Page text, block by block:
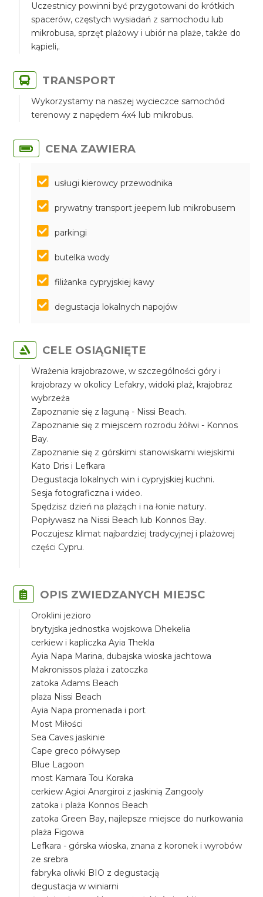
Uczestnicy powinni być przygotowani do krótkich
spacerów, częstych wysiadań z samochodu lub
mikrobusa, sprzęt plażowy i ubiór na plaże, także do
kąpieli,.
TRANSPORT
Wykorzystamy na naszej wycieczce samochód
terenowy z napędem 4x4 lub mikrobus.
CENA ZAWIERA
usługi kierowcy przewodnika
prywatny transport jeepem lub mikrobusem
parkingi
butelka wody
filiżanka cypryjskiej kawy
degustacja lokalnych napojów
CELE OSIĄGNIĘTE
Wrażenia krajobrazowe, w szczególności góry i
krajobrazy w okolicy Lefakry, widoki plaż, krajobraz
wybrzeża
Zapoznanie się z laguną - Nissi Beach.
Zapoznanie się z miejscem rozrodu żółwi - Konnos
Bay.
Zapoznanie się z górskimi stanowiskami wiejskimi
Kato Dris i Lefkara
Degustacja lokalnych win i cypryjskiej kuchni.
Sesja fotograficzna i wideo.
Spędzisz dzień na plażąch i na łonie natury.
Popływasz na Nissi Beach lub Konnos Bay.
Poczujesz klimat najbardziej tradycyjnej i plażowej
części Cypru.
OPIS ZWIEDZANYCH MIEJSC
Oroklini jezioro
brytyjska jednostka wojskowa Dhekelia
cerkiew i kapliczka Ayia Thekla
Ayia Napa Marina, dubajska wioska jachtowa
Makronissos plaża i zatoczka
zatoka Adams Beach
plaża Nissi Beach
Ayia Napa promenada i port
Most Miłości
Sea Caves jaskinie
Cape greco półwysep
Blue Lagoon
most Kamara Tou Koraka
cerkiew Agioi Anargiroi z jaskinią Zangooly
zatoka i plaża Konnos Beach
zatoka Green Bay, najlepsze miejsce do nurkowania
plaża Figowa
Lefkara - górska wioska, znana z koronek i wyrobów
ze srebra
fabryka oliwki BIO z degustacją
degustacja w winiarni